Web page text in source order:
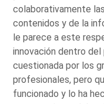
colaborativamente
contenidos y de la
le parece a este
innovación dentro del
cuestionada por los
profesionales, pero
funcionado y lo ha